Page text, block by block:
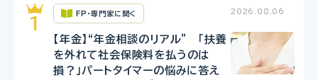
FP・専門家に聞く 2026.08.06
【年金】“年金相談のリアル” 「扶養
を外れて社会保険料を払うのは
損？」パートタイマーの悩みに答え